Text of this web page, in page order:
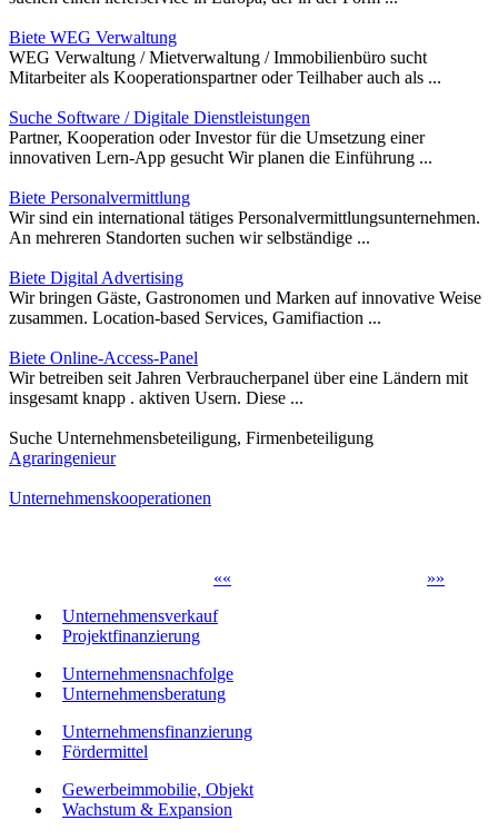
Biete WEG Verwaltung
WEG Verwaltung / Mietverwaltung / Immobilienbüro sucht
Mitarbeiter als Kooperationspartner oder Teilhaber auch als ...
Suche Software / Digitale Dienstleistungen
Partner, Kooperation oder Investor für die Umsetzung einer
innovativen Lern-App gesucht Wir planen die Einführung ...
Biete Personalvermittlung
Wir sind ein international tätiges Personalvermittlungsunternehmen.
An mehreren Standorten suchen wir selbständige ...
Biete Digital Advertising
Wir bringen Gäste, Gastronomen und Marken auf innovative Weise
zusammen. Location-based Services, Gamifiaction ...
Biete Online-Access-Panel
Wir betreiben seit Jahren Verbraucherpanel über eine Ländern mit
insgesamt knapp . aktiven Usern. Diese ...
Suche Unternehmensbeteiligung, Firmenbeteiligung
Agraringenieur
Unternehmenskooperationen
»»
««
Unternehmensverkauf
Projektfinanzierung
Unternehmensnachfolge
Unternehmensberatung
Unternehmensfinanzierung
Fördermittel
Gewerbeimmobilie, Objekt
Wachstum & Expansion